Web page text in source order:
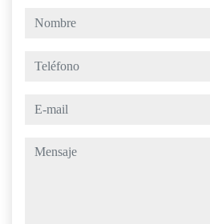
nombre
teléfono
e-mail
mensaje